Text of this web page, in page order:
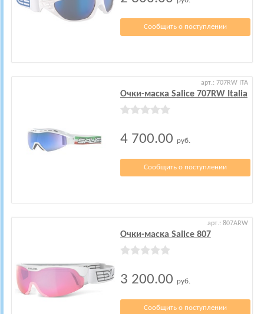
Сообщить о поступлении
арт.: 707RW ITA
Очки-маска Salice 707RW Italia
4 700.00 руб.
Сообщить о поступлении
арт.: 807ARW
Очки-маска Salice 807
3 200.00 руб.
Сообщить о поступлении